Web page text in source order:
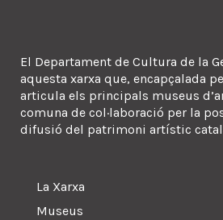
El Departament de Cultura de la
aquesta xarxa que, encapçalada
articula els principals museus
comuna de col·laboració per la
difusió del patrimoni artístic
La Xarxa
Museus